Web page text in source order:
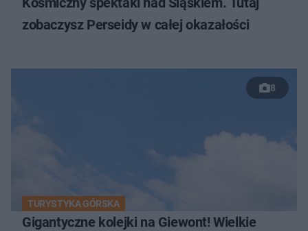
zobaczysz Perseidy w całej okazałości
8
TURYSTYKA GÓRSKA
Gigantyczne kolejki na Giewont! Wielkie